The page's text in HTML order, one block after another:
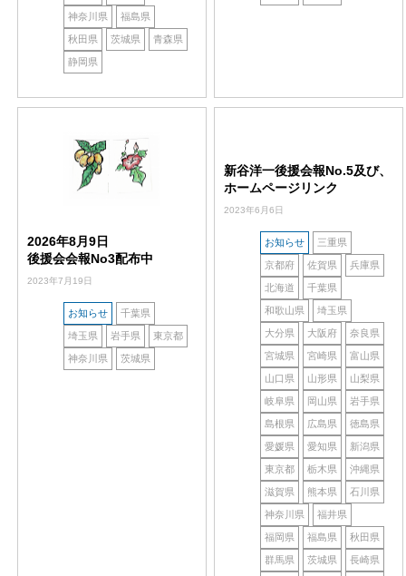
神奈川県 福島県
秋田県 茨城県 青森県
静岡県
2026年8月9日
後援会会報No3配布中
2023年7月19日
お知らせ 千葉県
埼玉県 岩手県 東京都
神奈川県 茨城県
新谷洋一後援会報No.5及び、
ホームページリンク
2023年6月6日
お知らせ 三重県
京都府 佐賀県 兵庫県
北海道 千葉県
和歌山県 埼玉県
大分県 大阪府 奈良県
宮城県 宮崎県 富山県
山口県 山形県 山梨県
岐阜県 岡山県 岩手県
島根県 広島県 徳島県
愛媛県 愛知県 新潟県
東京都 栃木県 沖縄県
滋賀県 熊本県 石川県
神奈川県 福井県
福岡県 福島県 秋田県
群馬県 茨城県 長崎県